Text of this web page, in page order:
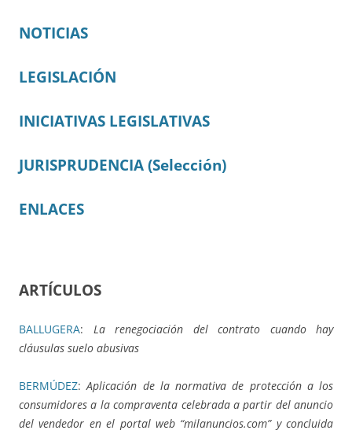
NOTICIAS
LEGISLACIÓN
INICIATIVAS LEGISLATIVAS
JURISPRUDENCIA (Selección)
ENLACES
ARTÍCULOS
BALLUGERA: La renegociación del contrato cuando hay
cláusulas suelo abusivas
BERMÚDEZ:Aplicación de la normativa de protección a los
consumidores a la compraventa celebrada a partir del anuncio
del vendedor en el portal web “milanuncios.com” y concluida